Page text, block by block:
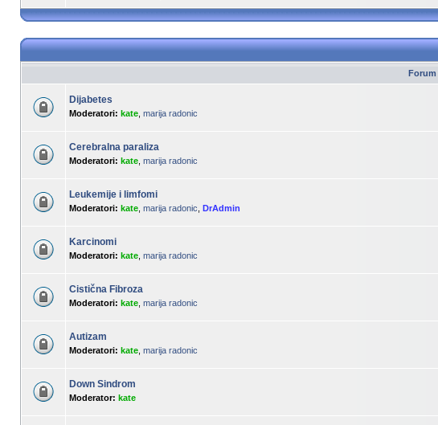
Forum
Dijabetes
Moderatori: kate marija radonic
Cerebralna paraliza
Moderatori: kate marija radonic
Leukemije i limfomi
Moderatori: kate marija radonic DrAdmin
Karcinomi
Moderatori: kate marija radonic
Cistična Fibroza
Moderatori: kate marija radonic
Autizam
Moderatori: kate marija radonic
Down Sindrom
Moderator: kate